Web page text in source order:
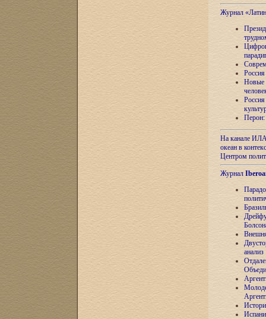
Журнал
Новые
Перон:
На канале
океан в
Центром
Журнал
анализ